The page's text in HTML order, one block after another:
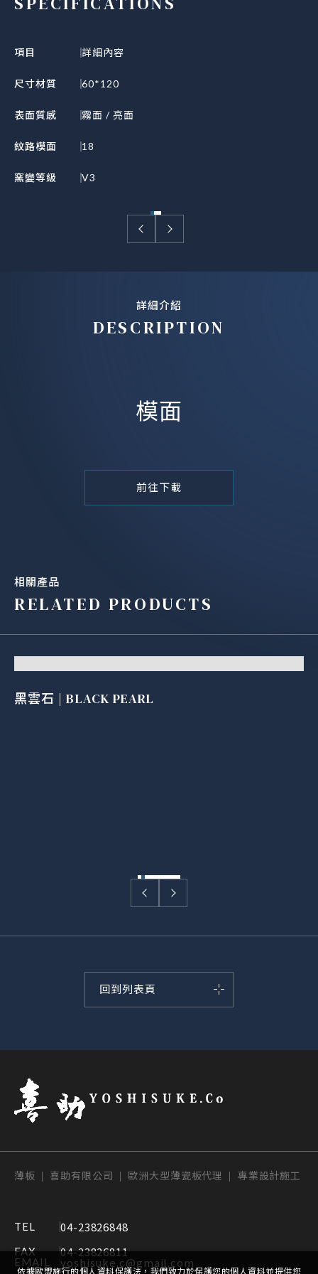
項目 詳細內容
尺寸材質 60*120
表面質感 霧面 / 亮面
紋路模面 18
窯變等級 V3
詳細介紹
DESCRIPTION
模面
前往下載
相關產品
RELATED PRODUCTS
黑雲石 | BLACK PEARL
回到列表頁
薄板 | 喜助有限公司 | 歐洲大型薄瓷板代理 | 專業設計施工
TEL 04-23826848
FAX 04-23826811
EMAIL yoshisuke.c@gmail.com